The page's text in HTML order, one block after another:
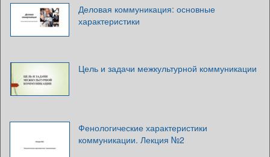
Деловая коммуникация: основные
характеристики
Цель и задачи межкультурной коммуникации
Фенологические характеристики
коммуникации. Лекция №2